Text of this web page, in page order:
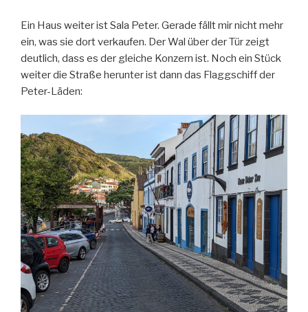
Ein Haus weiter ist Sala Peter. Gerade fällt mir nicht mehr
ein, was sie dort verkaufen. Der Wal über der Tür zeigt
deutlich, dass es der gleiche Konzern ist. Noch ein Stück
weiter die Straße herunter ist dann das Flaggschiff der
Peter-Läden: